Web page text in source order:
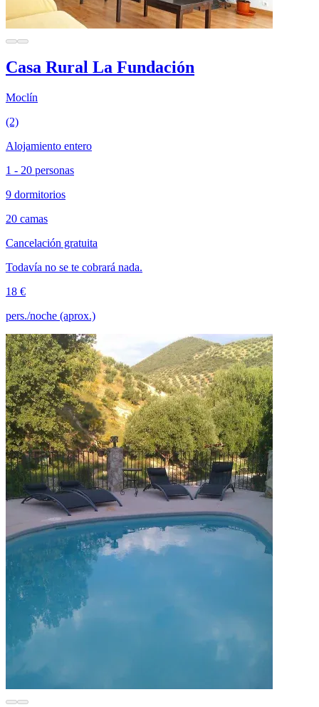
Casa Rural La Fundación
Moclín
(2)
Alojamiento entero
1 - 20 personas
9 dormitorios
20 camas
Cancelación gratuita
Todavía no se te cobrará nada.
18 €
pers./noche (aprox.)